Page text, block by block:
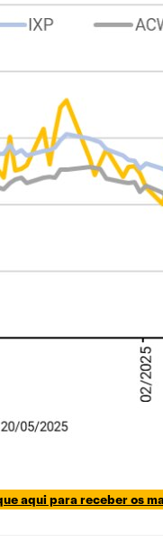
aqui para receber os